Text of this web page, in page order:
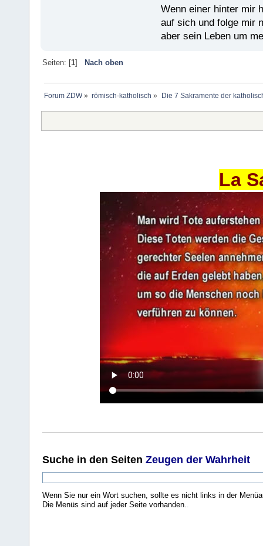
Wenn einer hinter mir
auf sich und folge mir
aber sein Leben um
Seiten: [1] Nach oben
Forum ZDW» römisch-katholisch » Die 7 Sakramente der
La
Suche in den Seiten Zeugen der Wahrheit
Wenn Sie nur ein Wort suchen, sollte es nicht links in der
Die Menüs sind auf jeder Seite vorhanden.